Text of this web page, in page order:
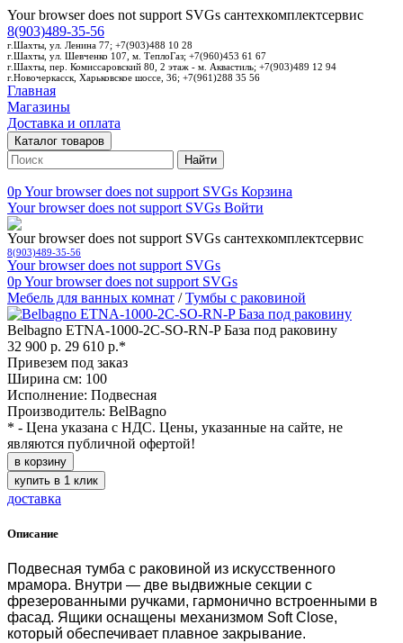
Your browser does not support SVGs сантехкомплектсервис
8(903)489-35-56
г.Шахты, ул. Ленина 77; +7(903)488 10 28
г.Шахты, ул. Шевченко 107, м. ТеплоГаз; +7(960)453 61 67
г.Шахты, пер. Комиссаровский 80, 2 этаж - м. Аквастиль; +7(903)489 12 94
г.Новочеркасск, Харьковское шоссе, 36; +7(961)288 35 56
Главная
Магазины
Доставка и оплата
Каталог товаров
Найти
0pYour browser does not support SVGs Корзина
Your browser does not support SVGs Войти
Your browser does not support SVGs сантехкомплектсервис
8(903)489-35-56
Your browser does not support SVGs
0pYour browser does not support SVGs
Мебель для ванных комнат /Тумбы с раковиной
Belbagno ETNA-1000-2C-SO-RN-P База под раковину
32 900 р. 29 610 р.*
Привезем под заказ
Ширина см: 100
Исполнение: Подвесная
Производитель: BelBagno
* - Цена указана с НДС. Цены, указанные на сайте, не
являются публичной офертой!
в корзину
купить в 1 клик
доставка
Описание
Подвесная тумба с раковиной из искусственного
мрамора. Внутри — две выдвижные секции с
фрезерованными ручками, гармонично встроенными в
фасад. Ящики оснащены механизмом Soft Close,
который обеспечивает плавное закрывание.